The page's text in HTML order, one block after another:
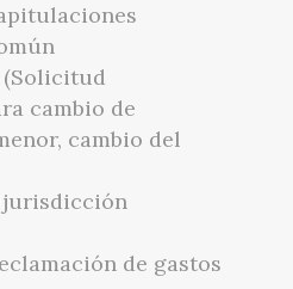
(Solicitud
cambio de
cambio del
jurisdicción
de gastos